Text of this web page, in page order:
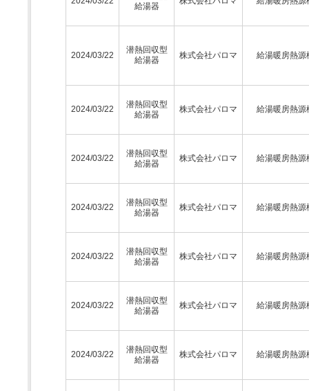
給湯器
2024/03/22
潜熱回収型
給湯器
株式会社パロマ 給湯暖房熱源
2024/03/22
潜熱回収型
給湯器
株式会社パロマ 給湯暖房熱源
2024/03/22
潜熱回収型
給湯器
株式会社パロマ 給湯暖房熱源
2024/03/22
潜熱回収型
給湯器
株式会社パロマ 給湯暖房熱源
2024/03/22
潜熱回収型
給湯器
株式会社パロマ 給湯暖房熱源
2024/03/22
潜熱回収型
給湯器
株式会社パロマ 給湯暖房熱源
2024/03/22
潜熱回収型
給湯器
株式会社パロマ 給湯暖房熱源